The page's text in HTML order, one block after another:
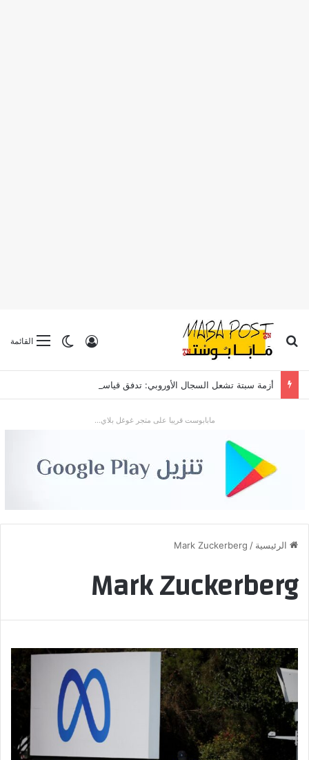
القائمةالوضع
تسجيل الدخول بحث عن
مابابوست قريبا على متجر غوغل بلاي...
الرئيسية /
Mark Zuckerberg
Mark Zuckerberg